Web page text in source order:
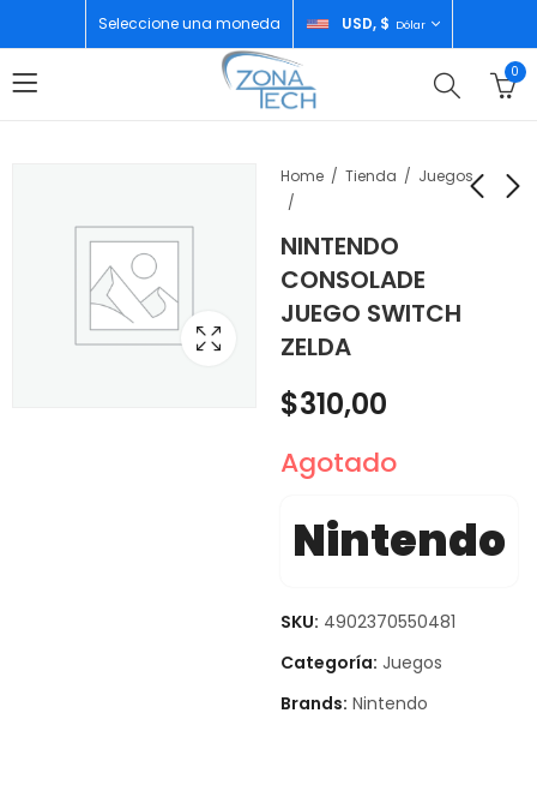
Seleccione una moneda USD, $ Dólar
0
Home Tienda Juegos
NINTENDO
CONSOLADE
JUEGO SWITCH
ZELDA
POKEMON OLED
$320,00
SWITCH PRO JAPON
ZELDA
$65,00
$310,00
Agotado
Nintendo
SKU: 4902370550481
Categoría: Juegos
Brands: Nintendo